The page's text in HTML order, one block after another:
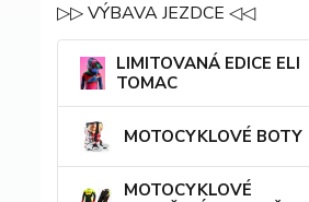
▷▷ VÝBAVA JEZDCE ◁◁
LIMITOVANÁ EDICE ELI
TOMAC
MOTOCYKLOVÉ BOTY
MOTOCYKLOVÉ